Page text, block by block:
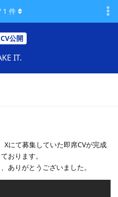
CV公開
IT.
1 件
Xにて募集していた即席CVが完成
おります。
ありがとうございました。